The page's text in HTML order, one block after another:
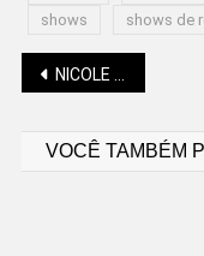
shows
shows de
NICOLE PILLATI: PARA PREGAR A PAZ, É PRECISO SER A PAZ
VOCÊ TAMBÉM